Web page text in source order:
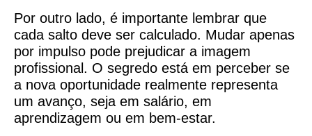
Por outro lado, é importante lembrar que
cada salto deve ser calculado. Mudar apenas
por impulso pode prejudicar a imagem
profissional. O segredo está em perceber se
a nova oportunidade realmente representa
um avanço, seja em salário, em
aprendizagem ou em bem-estar.